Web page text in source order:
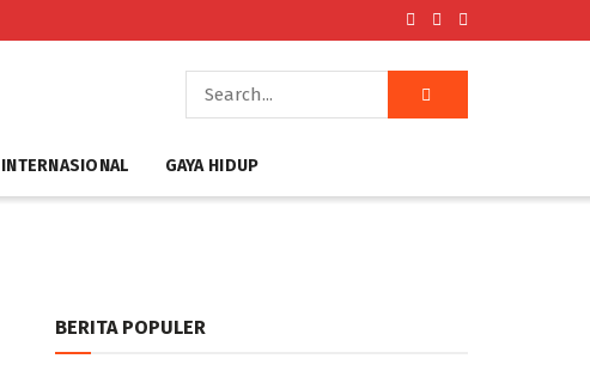
INTERNASIONAL GAYA HIDUP
BERITA POPULER